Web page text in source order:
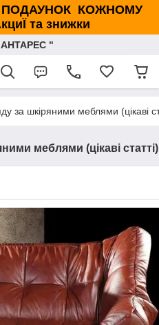
ПОДАУНОК КОЖНОМУ
та знижки
АНТАРЕС "
за шкіряними меблями (цікаві
меблями (цікаві статті)